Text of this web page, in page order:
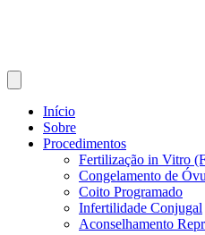
Início
Sobre
Procedimentos
Fertilização in Vitro
Congelamento de
Coito Programado
Infertilidade Conjugal
Aconselhamento